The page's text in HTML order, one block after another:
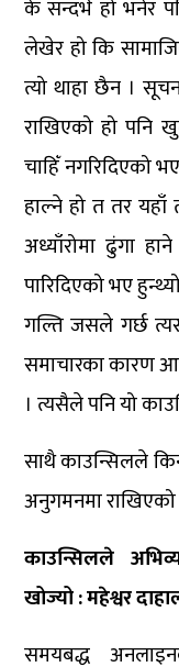
के सन्दर्भ हो भनेर
लेखेर हो कि
त्यो थाहा छैन ।
राखिएको हो पनि
चाहिँ नगरिदिएको
हाल्ने हो त तर
अध्याँरोमा ढुंगा
पारिदिएको भए
गल्ति जसले गर्छ
समाचारका कारण
। त्यसैले पनि यो
साथै काउन्सिलले
अनुगमनमा राखिएको
काउन्सिलले
खोज्यो : महेश्वर
समयबद्ध